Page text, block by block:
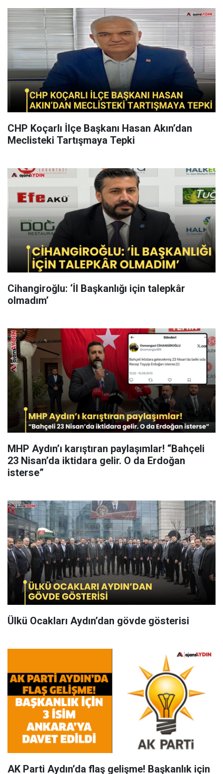
CHP Koçarlı İlçe Başkanı Hasan Akın’dan
Meclisteki Tartışmaya Tepki
Cihangiroğlu: ‘İl Başkanlığı için talepkâr
olmadım’
MHP Aydın’ı karıştıran paylaşımlar! “Bahçeli
23 Nisan’da iktidara gelir. O da Erdoğan
isterse”
Ülkü Ocakları Aydın’dan gövde gösterisi
AK Parti Aydın’da flaş gelişme! Başkanlık için